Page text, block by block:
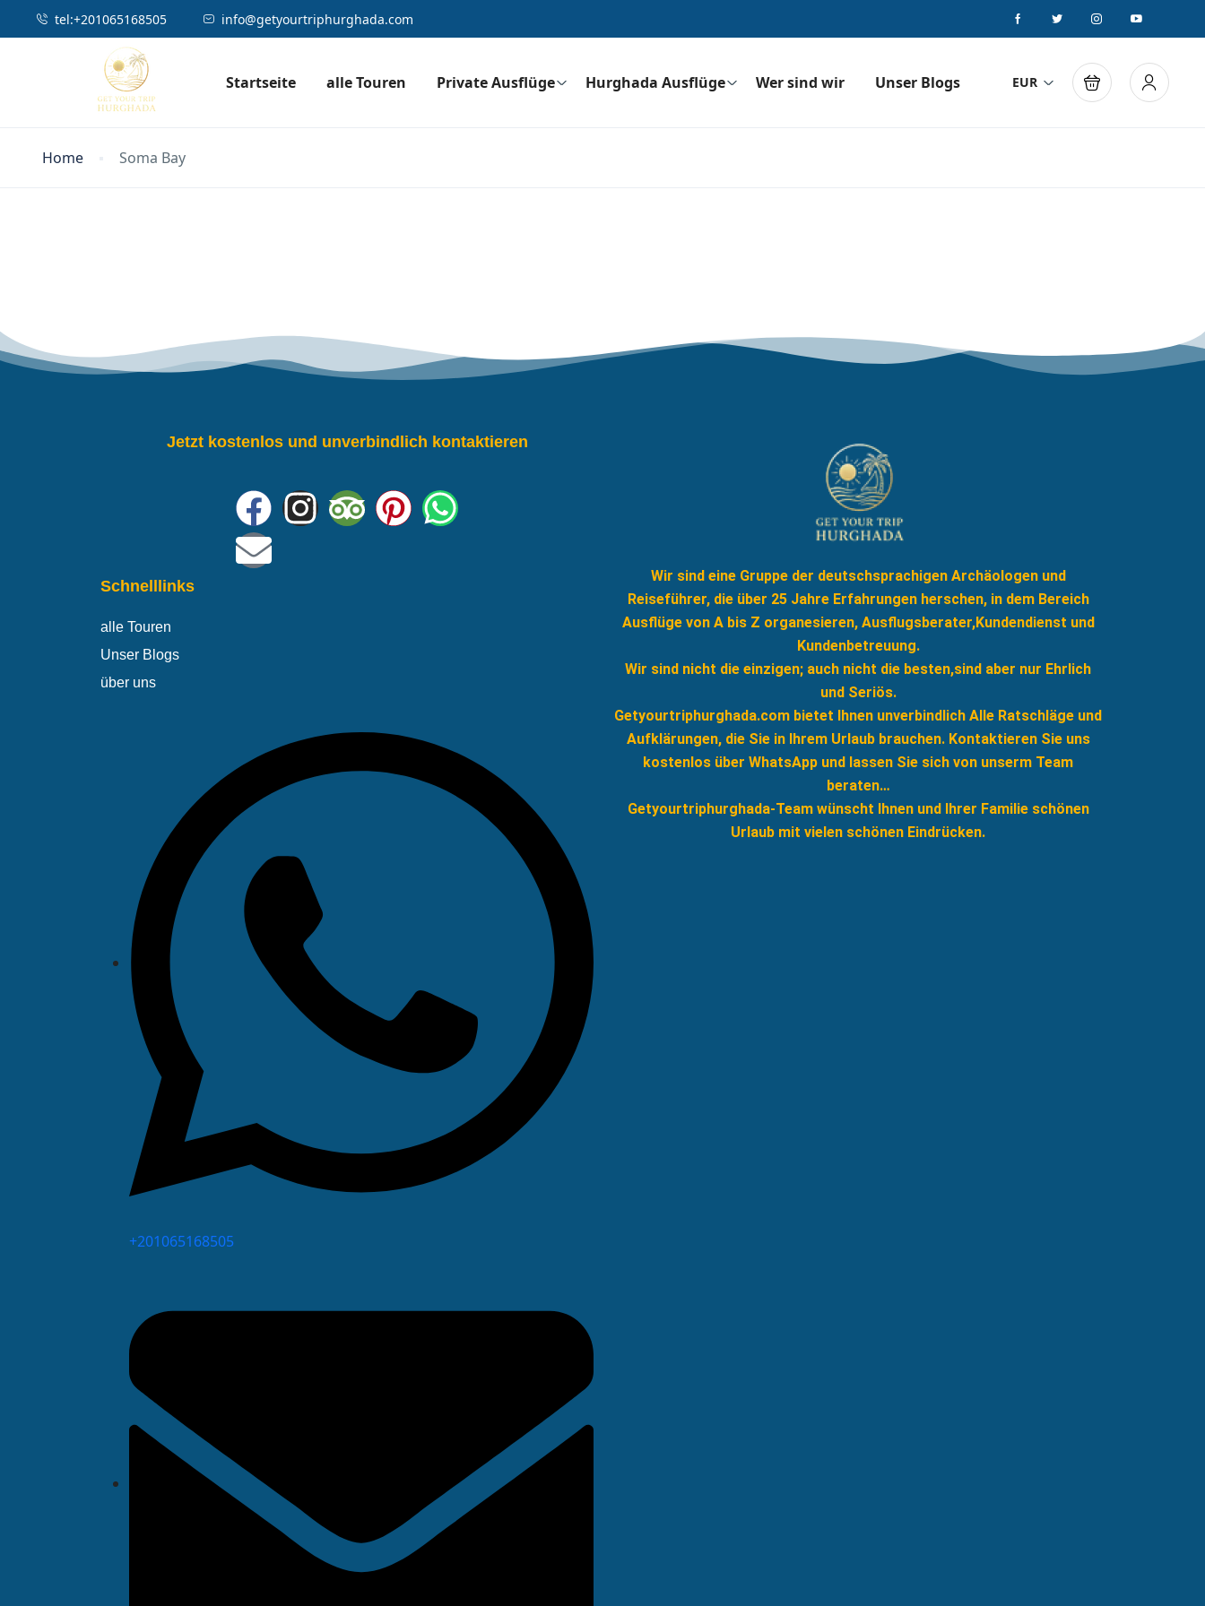
tel:⁦⁦+201065168505 info@getyourtriphurghada.com
Startseite alle Touren Private Ausflüge Hurghada Ausflüge Wer sind wir Unser Blogs EUR
Home Soma Bay
Jetzt kostenlos und unverbindlich kontaktieren
Schnelllinks
alle Touren
Unser Blogs
über uns
⁦+201065168505
Wir sind eine Gruppe der deutschsprachigen Archäologen und
Reiseführer, die über 25 Jahre Erfahrungen herschen, in dem Bereich
Ausflüge von A bis Z organesieren, Ausflugsberater,Kundendienst und
Kundenbetreuung.
Wir sind nicht die einzigen; auch nicht die besten,sind aber nur Ehrlich
und Seriös.
Getyourtriphurghada.com bietet Ihnen unverbindlich Alle Ratschläge und
Aufklärungen, die Sie in Ihrem Urlaub brauchen. Kontaktieren Sie uns
kostenlos über WhatsApp und lassen Sie sich von unserm Team
beraten…
Getyourtriphurghada-Team wünscht Ihnen und Ihrer Familie schönen
Urlaub mit vielen schönen Eindrücken.